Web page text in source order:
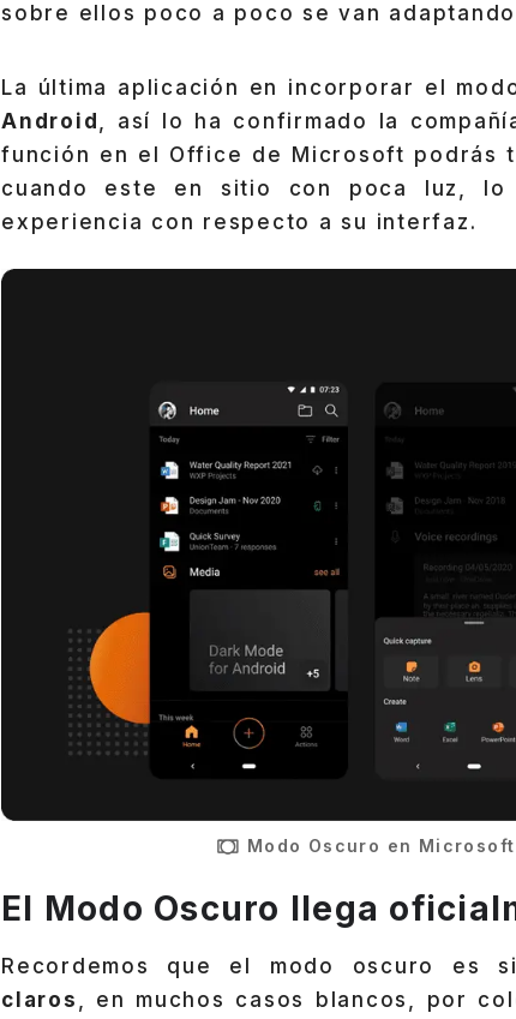
sobre ellos poco a poco se van
La última aplicación en incorporar el
Android
, así lo ha confirmado la
función en el Office de Microsoft podrás
cuando este en sitio con poca luz, lo
experiencia con respecto a su interfaz.
Modo Oscuro en
El Modo Oscuro llega
Recordemos que el modo oscuro es
claros
, en muchos casos blancos, por